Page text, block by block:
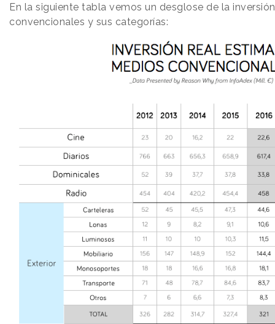
En la siguiente tabla vemos un desglose de la
convencionales y sus categorías: